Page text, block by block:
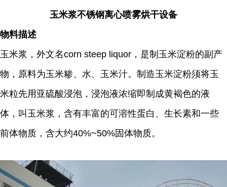
玉米浆不锈钢离心喷雾烘干设备
物料描述
玉米浆，外文名corn steep liquor，是制玉米淀粉的副产
物，原料为玉米糁、水、玉米汁。制造玉米淀粉须将玉
米粒先用亚硫酸浸泡，浸泡液浓缩即制成黄褐色的液
体，叫玉米浆，含有丰富的可溶性蛋白、生长素和一些
前体物质，含大约40%~50%固体物质。